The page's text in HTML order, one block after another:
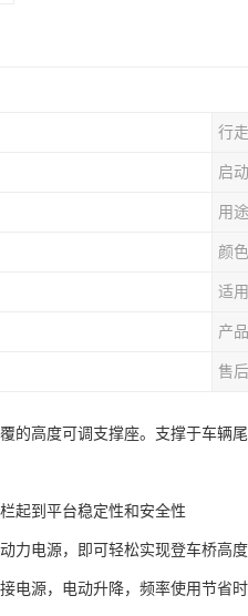
行
启
用途
颜色
适
产
售后
的高度可调支撑座。支撑于车辆
起到平台稳定性和安全性
力电源，即可轻松实现登车桥高
电源，电动升降，频率使用节省时